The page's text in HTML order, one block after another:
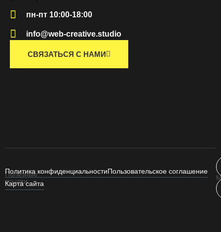
пн-пт 10:00-18:00
info@web-creative.studio
СВЯЗАТЬСЯ С НАМИ
Полезные
ссылки:
Политика конфиденциальностиПользовательское соглашение
Карта сайта